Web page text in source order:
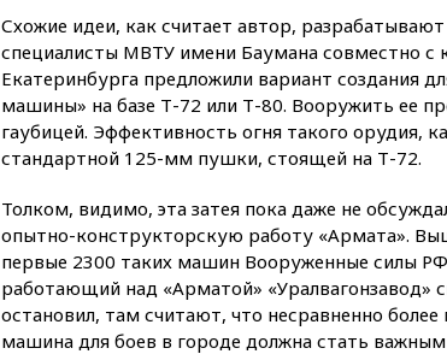
Схожие идеи, как считает автор,
специалисты МВТУ имени Баумана совместно
Екатеринбурга предложили вариант создания
машины» на базе Т-72 или Т-80. Вооружить ее
гаубицей. Эффективность огня такого орудия,
стандартной 125-мм пушки, стоящей на Т-72.
Толком, видимо, эта затея пока даже не
опытно-конструкторскую работу «Армата».
первые 2300 таких машин Вооруженные силы
работающий над «Арматой» «Уралвагонзавод»
остановил, там считают, что несравненно
машина для боев в городе должна стать